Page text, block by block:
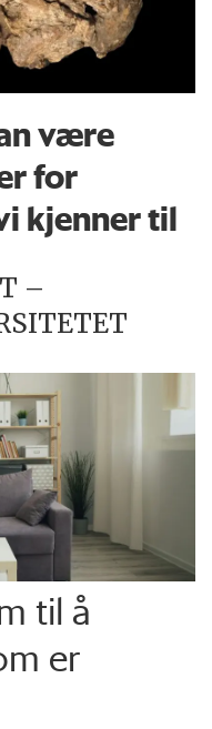
være
for
kjenner til
–
til å
er